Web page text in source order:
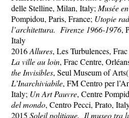
delle Stelline, Milan, Italy; Musée
Pompidou, Paris, France; Utopie
l’architettura. Firenze 1966-1976,
Italy
2016Allures, Les Turbulences,
La ville au loin, Frac Centre,
the Invisibles, Seul Museum of
L’Inarchiviabile, FM Centro per
Italy; Un Art Pauvre, Centre
del mondo, Centro Pecci, Prato,
2015 Soleil politique. Il museo tra